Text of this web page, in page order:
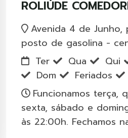
ROLIÚDE
Avenida 4 de
posto de gasolina -
Ter
Qua Qui
Dom
Feriados
Funcionamos terça,
sexta, sábado e
às 22:00h. Fechamos